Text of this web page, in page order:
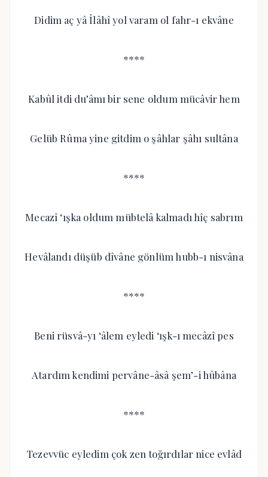
Didim aç yâ İlâhî yol varam ol fahr-ı ekvâne
****
Kabûl itdi du’âmı bir sene oldum mücâvir hem
Gelüb Rûma yine gitdim o şâhlar şâhı sultâna
****
Mecazî ‘ışka oldum mübtelâ kalmadı hîç sabrım
Hevâlandı düşüb dîvâne gönlüm hubb-ı nisvâna
****
Beni rüsvâ-yı ‘âlem eyledi ‘ışk-ı mecâzî pes
Atardım kendimi pervâne-âsâ şem’-i hûbâna
****
Tezevvüc eyledim çok zen toğırdılar nice evlâd